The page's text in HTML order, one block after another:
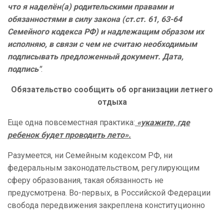
что я наделён(а) родительскими правами и
обязанностями в силу закона (ст.ст. 61, 63-64
Семейного кодекса РФ) и надлежащим образом их
исполняю, в связи с чем не считаю необходимым
подписывать предложенный документ. Дата,
подпись".
Обязательство сообщить об организации летнего
отдыха
Еще одна повсеместная практика: «укажите, где
ребенок будет проводить лето».
Разумеется, ни Семейным кодексом РФ, ни
федеральным законодательством, регулирующим
сферу образования, такая обязанность не
предусмотрена. Во-первых, в Российской Федерации
свобода передвижения закреплена конституционно